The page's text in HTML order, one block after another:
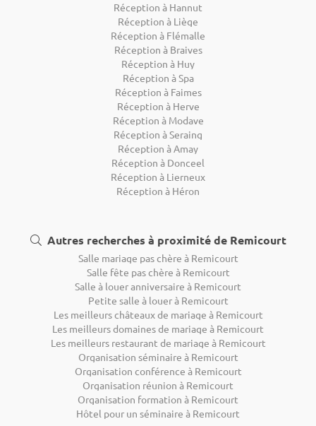
Réception à Hannut
Réception à Liège
Réception à Flémalle
Réception à Braives
Réception à Huy
Réception à Spa
Réception à Faimes
Réception à Herve
Réception à Modave
Réception à Seraing
Réception à Amay
Réception à Donceel
Réception à Lierneux
Réception à Héron
Autres recherches à proximité de Remicourt
Salle mariage pas chère à Remicourt
Salle fête pas chère à Remicourt
Salle à louer anniversaire à Remicourt
Petite salle à louer à Remicourt
Les meilleurs châteaux de mariage à Remicourt
Les meilleurs domaines de mariage à Remicourt
Les meilleurs restaurant de mariage à Remicourt
Organisation séminaire à Remicourt
Organisation conférence à Remicourt
Organisation réunion à Remicourt
Organisation formation à Remicourt
Hôtel pour un séminaire à Remicourt